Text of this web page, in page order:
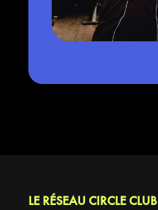
LE RÉSEAU CIRCLE CLUB